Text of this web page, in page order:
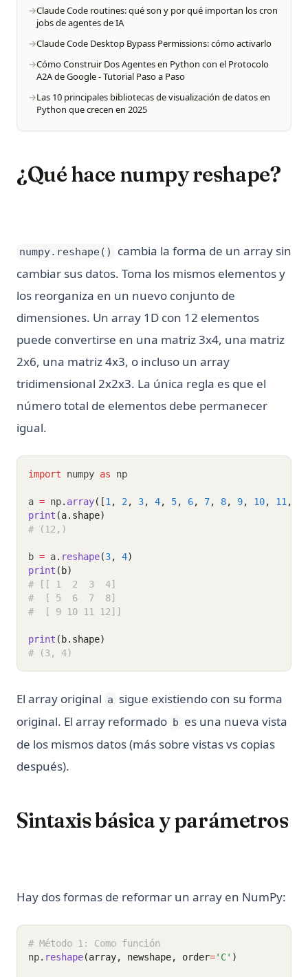
Claude Code routines: qué son y por qué importan los cron
jobs de agentes de IA
Claude Code Desktop Bypass Permissions: cómo activarlo
Cómo Construir Dos Agentes en Python con el Protocolo
A2A de Google - Tutorial Paso a Paso
Las 10 principales bibliotecas de visualización de datos en
Python que crecen en 2025
¿Qué hace numpy reshape?
numpy.reshape()
cambia la forma de un array sin
cambiar sus datos. Toma los mismos elementos y
los reorganiza en un nuevo conjunto de
dimensiones. Un array 1D con 12 elementos
puede convertirse en una matriz 3x4, una matriz
2x6, una matriz 4x3, o incluso un array
tridimensional 2x2x3. La única regla es que el
número total de elementos debe permanecer
igual.
import numpy as np
a = np. array([1 , 2 , 3, 4, 5, 6, 7, 8, 9, 10, 11 ,
print (a.shape)
# (12,)
b = a. reshape(3, 4)
print (b)
# [[ 1  2  3  4]
#  [ 5  6  7  8]
#  [ 9 10 11 12]]
print (b.shape)
# (3, 4)
El array original a sigue existiendo con su forma
original. El array reformado b es una nueva vista
de los mismos datos (más sobre vistas vs copias
después).
Sintaxis básica y parámetros
Hay dos formas de reformar un array en NumPy:
# Método 1: Como función
np. reshape(array, newshape, order='C' )